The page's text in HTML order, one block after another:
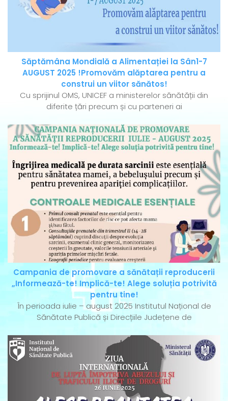
Săptămâna Mondială a Alimentației la Sân1-7
AUGUST 2025 !Promovăm alăptarea pentru a
construi un viitor sănătos!
Cu sprijinul OMS, UNICEF a ministerelor sănătății din
diferite țări precum și cu parteneri ai
Campania de promovare a sănătații reproducerii
„Informează-te! Implică-te! Alege soluția potrivită
pentru tine!
În perioada iulie – august 2025 Institutul Național de
Sănătate Publică și Direcțiile Județene de